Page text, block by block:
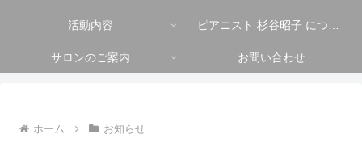
活動内容
サロンのご案内 お問い合わせ
ホーム お知らせ